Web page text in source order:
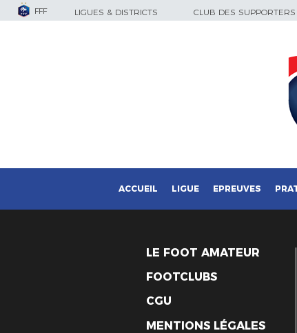
FFF LIGUES & DISTRICTS CLUB DES SUPPORTERS
ACCUEIL LIGUE EPREUVES
LE FOOT AMATEUR
FOOTCLUBS
CGU
MENTIONS LÉGALES